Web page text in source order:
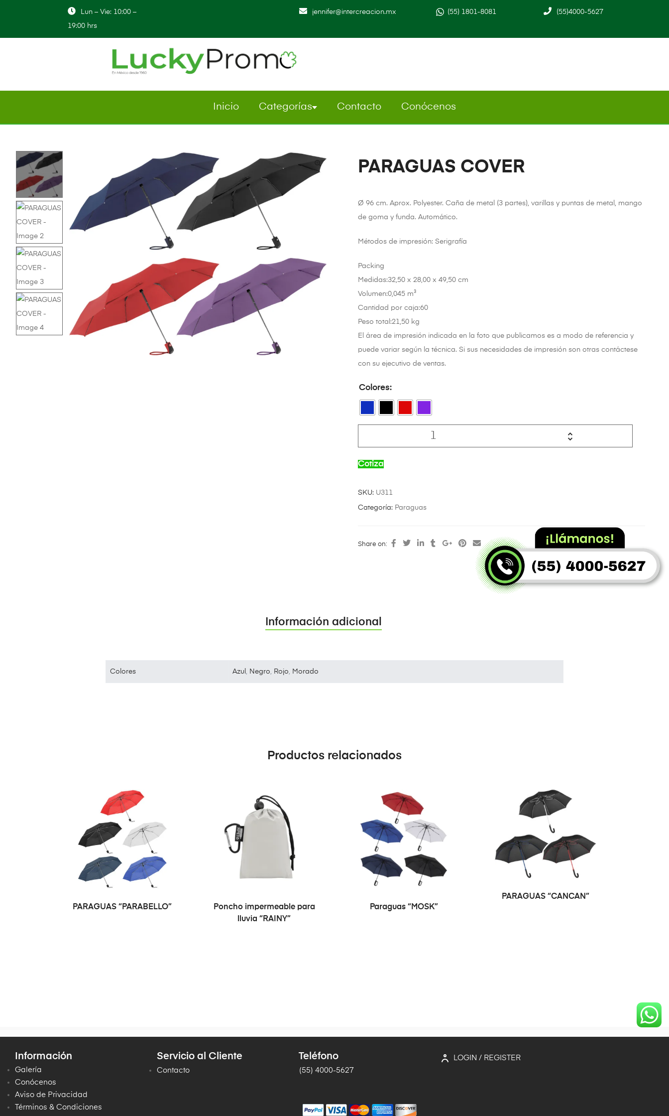
Lun – Vie: 10:00 –
19:00 hrs
jennifer@intercreacion.mx (55) 1801-8081 (55)4000-5627
Inicio Categorías Contacto Conócenos
PARAGUAS COVER
Ø 96 cm. Aprox. Polyester. Caña de metal (3 partes), varillas y puntas de metal, mango
de goma y funda. Automático.
Métodos de impresión: Serigrafía
Packing
Medidas:32,50 x 28,00 x 49,50 cm
Volumen:0,045 m³
Cantidad por caja:60
Peso total:21,50 kg
El área de impresión indicada en la foto que publicamos es a modo de referencia y
puede variar según la técnica. Si sus necesidades de impresión son otras contáctese
con su ejecutivo de ventas.
Colores
Cotiza
SKU: U311
Categoría: Paraguas
Share on:
Información adicional
Colores Azul , Negro, Rojo, Morado
Productos relacionados
SELECCIONAR OPCIONES
PARAGUAS “PARABELLO”
Poncho impermeable para
lluvia “RAINY”
SELECCIONAR OPCIONES
Paraguas “MOSK”
SELECCIONAR OPCIONES
PARAGUAS “CANCAN”
Información
Galería
Conócenos
Aviso de Privacidad
Términos & Condiciones
Servicio al Cliente
Contacto
Teléfono
(55) 4000-5627
LOGIN / REGISTER